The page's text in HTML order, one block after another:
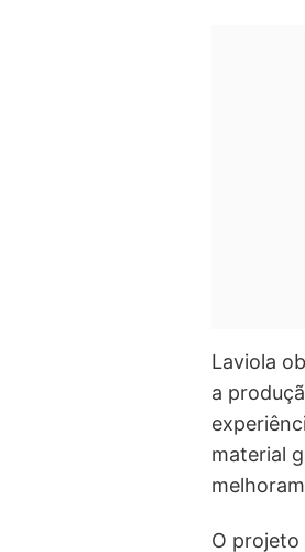
Laviola
a
material
O projeto